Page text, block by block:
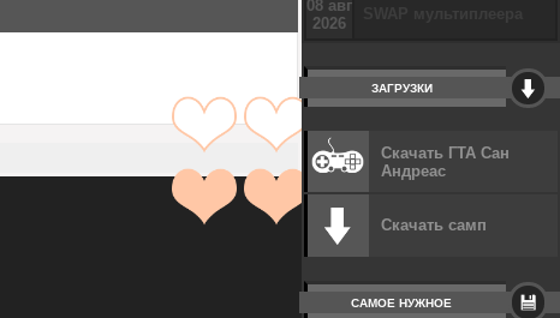
ЗАГРУЗКИ
Скачать ГТА Сан
Андреас
Скачать самп
САМОЕ НУЖНОЕ